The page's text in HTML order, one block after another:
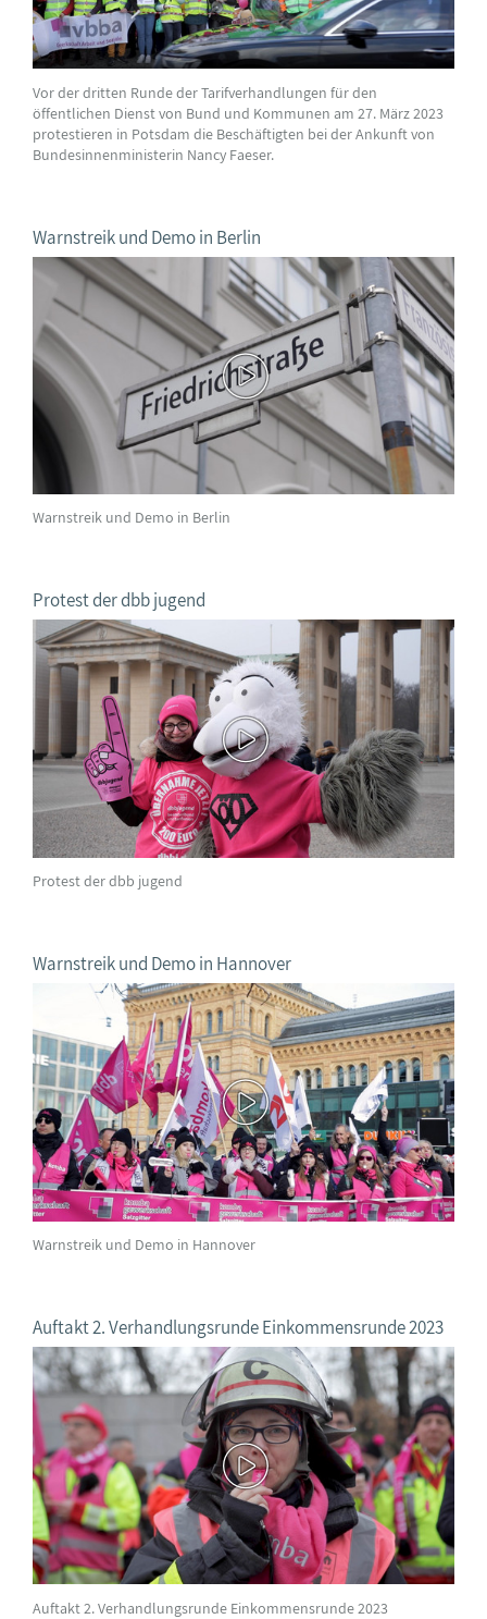
Vor der dritten Runde der Tarifverhandlungen für den
öffentlichen Dienst von Bund und Kommunen am 27. März 2023
protestieren in Potsdam die Beschäftigten bei der Ankunft von
Bundesinnenministerin Nancy Faeser.
Warnstreik und Demo in Berlin
Warnstreik und Demo in Berlin
Protest der dbb jugend
Protest der dbb jugend
Warnstreik und Demo in Hannover
Warnstreik und Demo in Hannover
Auftakt 2. Verhandlungsrunde Einkommensrunde 2023
Auftakt 2. Verhandlungsrunde Einkommensrunde 2023